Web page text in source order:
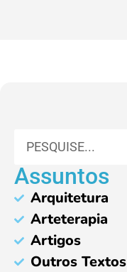
Assuntos
Arquitetura
Arteterapia
Artigos
Outros Textos